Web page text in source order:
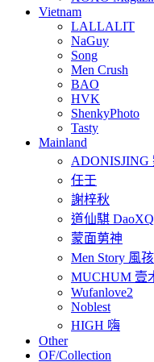
Vietnam
LALLALIT
NaGuy
Song
Men Crush
BAO
HVK
ShenkyPhoto
Tasty
Mainland
ADONISJING
任壬
謝梓秋
道仙騏 DaoXQ
蒙面莮神
Men Story 風
MUCHUM 壹
Wufanlove2
Noblest
HIGH 嗨
Other
OF/Collection